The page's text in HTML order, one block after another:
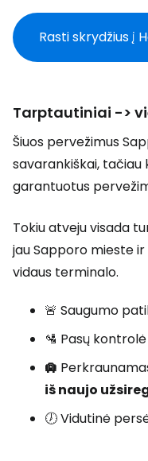
Rasti skrydžius į
Tarptautiniai ->
Šiuos pervežimus
savarankiškai, tačiau
garantuotus
Tokiu atveju visada
jau Sapporo mieste
vidaus terminalo.
🚨 Saugumo
🛂 Pasų
🛄
iš naujo
🕖 Vidutinė